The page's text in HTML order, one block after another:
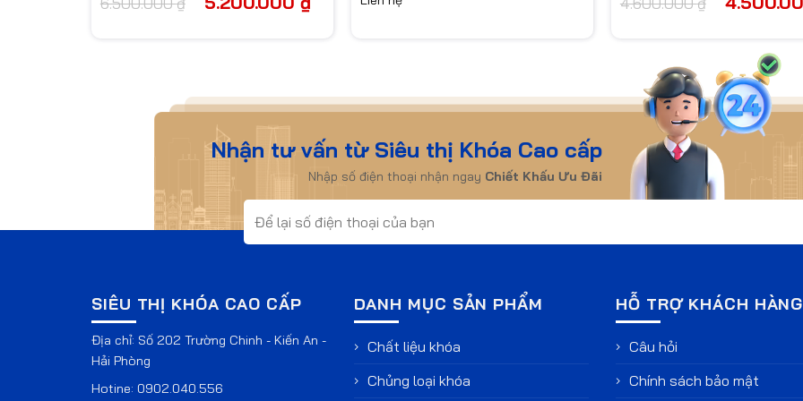
gốc hiện gốc
Nhận tư vấn từ Siêu thị Khóa Cao cấp
Nhập số điện thoại nhận ngay Chiết Khấu Ưu Đãi
SIÊU THỊ KHÓA CAO CẤP
Địa chỉ: Số 202 Trường Chinh - Kiến An -
Hải Phòng
Hotine: 0902.040.556
DANH MỤC SẢN PHẨM
Chất liệu khóa
Chủng loại khóa
HỖ TRỢ KHÁCH HÀNG
Câu hỏi
Chính sách bảo mật